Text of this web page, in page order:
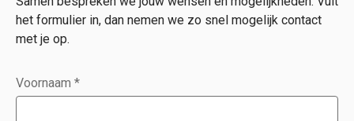
het formulier in, dan nemen we zo snel mogelijk contact
met je op.
Voornaam *